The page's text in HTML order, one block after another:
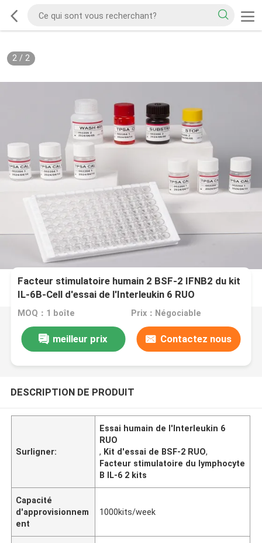
2/ 2
Facteur stimulatoire humain 2 BSF-2 IFNB2 du kit
IL-6B-Cell d'essai de l'Interleukin 6 RUO
MOQ：1 boîte Prix：Négociable
meilleur prix Contactez nous
DESCRIPTION DE PRODUIT
Surligner:
Essai humain de l'Interleukin 6
RUO
, Kit d'essai de BSF-2 RUO,
Facteur stimulatoire du lymphocyte
B IL-6 2 kits
Capacité
d'approvisionnem
ent
1000kits/week